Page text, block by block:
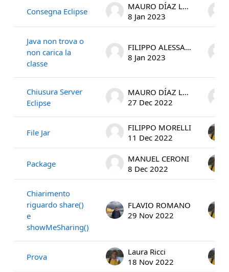
Consegna Eclipse
MAURO DÍAZ LUPONE
8 Jan 2023
Java non trova o
non carica la
classe
FILIPPO ALESSANDRO SANDOVAL VILLARREAL
8 Jan 2023
Chiusura Server
Eclipse
MAURO DÍAZ LUPONE
27 Dec 2022
File Jar
FILIPPO MORELLI
11 Dec 2022
Package
MANUEL CERONI
8 Dec 2022
Chiarimento
riguardo share()
e
showMeSharing()
FLAVIO ROMANO
29 Nov 2022
Prova
Laura Ricci
18 Nov 2022